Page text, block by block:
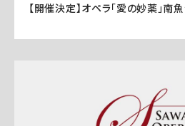
【開催決定】オペラ「愛の妙薬」南